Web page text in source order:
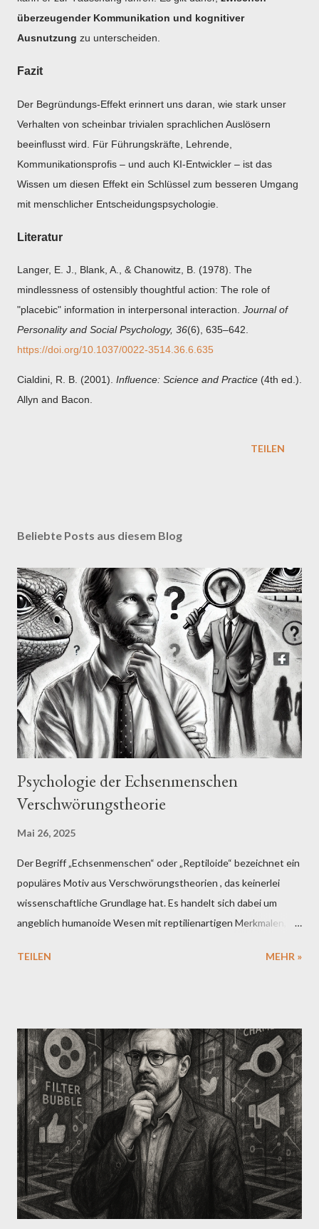
überzeugender Kommunikation und kognitiver
Ausnutzung zu unterscheiden.
Fazit
Der Begründungs-Effekt erinnert uns daran, wie stark unser
Verhalten von scheinbar trivialen sprachlichen Auslösern
beeinflusst wird. Für Führungskräfte, Lehrende,
Kommunikationsprofis – und auch KI-Entwickler – ist das
Wissen um diesen Effekt ein Schlüssel zum besseren Umgang
mit menschlicher Entscheidungspsychologie.
Literatur
Langer, E. J., Blank, A., & Chanowitz, B. (1978). The
mindlessness of ostensibly thoughtful action: The role of
"placebic" information in interpersonal interaction. Journal of
Personality and Social Psychology, 36(6), 635–642.
https://doi.org/10.1037/0022-3514.36.6.635
Cialdini, R. B. (2001). Influence: Science and Practice (4th ed.).
Allyn and Bacon.
TEILEN
Beliebte Posts aus diesem Blog
Psychologie der Echsenmenschen
Verschwörungstheorie
Mai 26, 2025
Der Begriff „Echsenmenschen“ oder „Reptiloide“ bezeichnet ein
populäres Motiv aus Verschwörungstheorien , das keinerlei
wissenschaftliche Grundlage hat. Es handelt sich dabei um
angeblich humanoide Wesen mit reptilienartigen Merkmalen, die
uralte, unterirdisch lebende Spezies dargestellt werden. Die
Regierungen, Medien oder Großkonzernen. Ursprung der
Vorstellung Die moderne Version dieser Verschwörungstheorie
geht maßgeblich auf David Icke zurück, einen britischen Autor
und ehemaligen Sportreporter, der seit den 1990er-Jahren
behauptet, dass eine außerirdische Rasse von reptiloiden
Wesen – die er als Teil einer „babylonischen Bruderschaft“
bezeichnet – die Welt kontrolliere. Laut Icke sollen viele
prominente Persönlichkeiten, darunter Mitglieder von
Königshä...
TEILEN MEHR »